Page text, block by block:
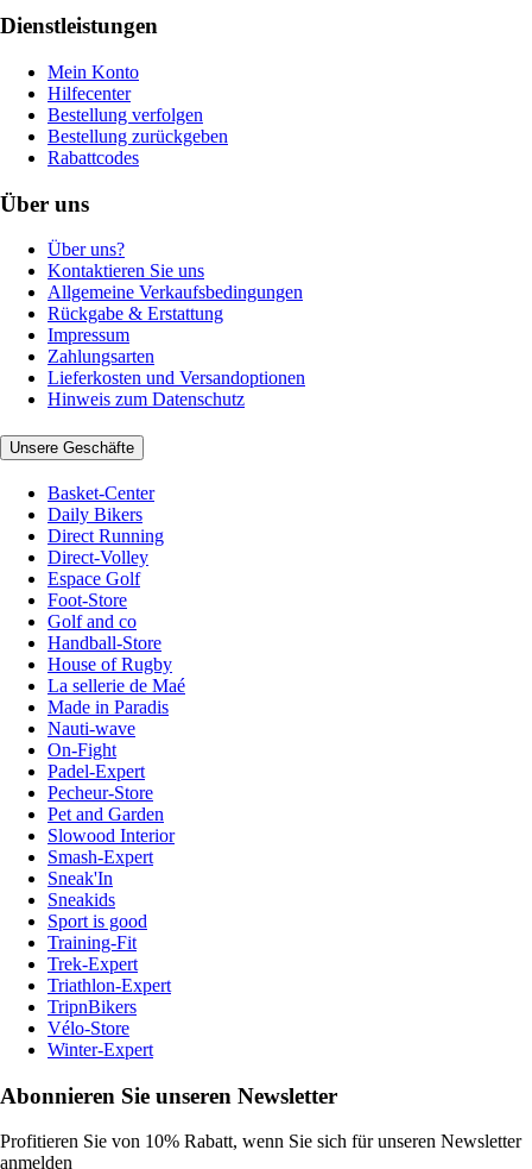
Dienstleistungen
Mein Konto
Hilfecenter
Bestellung verfolgen
Bestellung zurückgeben
Rabattcodes
Über uns
Über uns?
Kontaktieren Sie uns
Allgemeine Verkaufsbedingungen
Rückgabe & Erstattung
Impressum
Zahlungsarten
Lieferkosten und Versandoptionen
Hinweis zum Datenschutz
Unsere Geschäfte
Basket-Center
Daily Bikers
Direct Running
Direct-Volley
Espace Golf
Foot-Store
Golf and co
Handball-Store
House of Rugby
La sellerie de Maé
Made in Paradis
Nauti-wave
On-Fight
Padel-Expert
Pecheur-Store
Pet and Garden
Slowood Interior
Smash-Expert
Sneak'In
Sneakids
Sport is good
Training-Fit
Trek-Expert
Triathlon-Expert
TripnBikers
Vélo-Store
Winter-Expert
Abonnieren Sie unseren Newsletter
Profitieren Sie von 10% Rabatt, wenn Sie sich für unseren Newsletter
anmelden